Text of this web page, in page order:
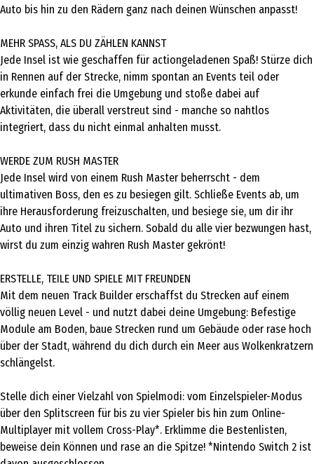
Auto bis hin zu den Rädern ganz nach deinen Wünschen anpasst!
MEHR SPASS, ALS DU ZÄHLEN KANNST
Jede Insel ist wie geschaffen für actiongeladenen Spaß! Stürze dich
in Rennen auf der Strecke, nimm spontan an Events teil oder
erkunde einfach frei die Umgebung und stoße dabei auf
Aktivitäten, die überall verstreut sind - manche so nahtlos
integriert, dass du nicht einmal anhalten musst.
WERDE ZUM RUSH MASTER
Jede Insel wird von einem Rush Master beherrscht - dem
ultimativen Boss, den es zu besiegen gilt. Schließe Events ab, um
ihre Herausforderung freizuschalten, und besiege sie, um dir ihr
Auto und ihren Titel zu sichern. Sobald du alle vier bezwungen hast,
wirst du zum einzig wahren Rush Master gekrönt!
ERSTELLE, TEILE UND SPIELE MIT FREUNDEN
Mit dem neuen Track Builder erschaffst du Strecken auf einem
völlig neuen Level - und nutzt dabei deine Umgebung: Befestige
Module am Boden, baue Strecken rund um Gebäude oder rase hoch
über der Stadt, während du dich durch ein Meer aus Wolkenkratzern
schlängelst.
Stelle dich einer Vielzahl von Spielmodi: vom Einzelspieler-Modus
über den Splitscreen für bis zu vier Spieler bis hin zum Online-
Multiplayer mit vollem Cross-Play*. Erklimme die Bestenlisten,
beweise dein Können und rase an die Spitze! *Nintendo Switch 2 ist